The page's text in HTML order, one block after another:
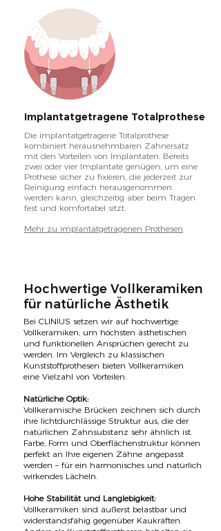
Implantatgetragene Totalprothese
Die implantatgetragene Totalprothese
kombiniert herausnehmbaren Zahnersatz
mit den Vorteilen von Implantaten. Bereits
zwei oder vier Implantate genügen, um eine
Prothese sicher zu fixieren, die jederzeit zur
Reinigung einfach herausgenommen
werden kann, gleichzeitig aber beim Tragen
fest und komfortabel sitzt.
Mehr zu implantatgetragenen Prothesen
Hochwertige Vollkeramiken
für natürliche Ästhetik
Bei CLINIUS setzen wir auf hochwertige
Vollkeramiken, um höchsten ästhetischen
und funktionellen Ansprüchen gerecht zu
werden. Im Vergleich zu klassischen
Kunststoffprothesen bieten Vollkeramiken
eine Vielzahl von Vorteilen:
Natürliche Optik:
Vollkeramische Brücken zeichnen sich durch
ihre lichtdurchlässige Struktur aus, die der
natürlichen Zahnsubstanz sehr ähnlich ist.
Farbe, Form und Oberflächenstruktur können
perfekt an Ihre eigenen Zähne angepasst
werden – für ein harmonisches und natürlich
wirkendes Lächeln.
Hohe Stabilität und Langlebigkeit:
Vollkeramiken sind äußerst belastbar und
widerstandsfähig gegenüber Kaukräften.